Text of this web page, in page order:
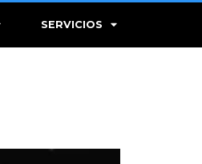
SERVICIOS